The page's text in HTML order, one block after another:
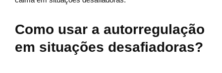
Como usar a autorregulação
em situações desafiadoras?